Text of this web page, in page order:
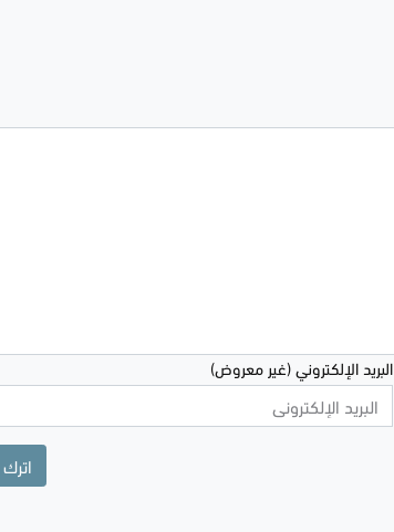
البريد الإلكتروني (غير معروض)